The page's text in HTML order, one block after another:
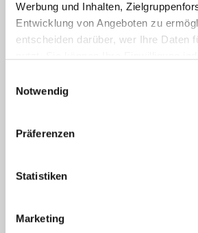
Werbung und Inhalten,
Entwicklung von Angeboten zu
entscheiden darüber, wer Ihre Daten
Trigger Symbol ändern oder widerrufen
Informationen über Ihre
können
bestimmten Merkmalen
Erfahren Sie mehr darüber, wie Ihre
Notwendig
Präferenzen
Statistiken
Marketing
Länge 3.9 m
Aussendurchmesser